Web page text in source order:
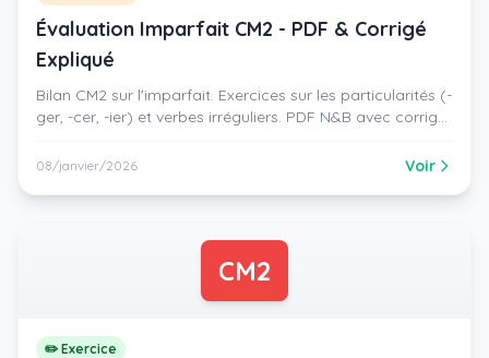
Évaluation Imparfait CM2 - PDF & Corrigé
Expliqué
Bilan CM2 sur l'imparfait. Exercices sur les particularités (-
ger, -cer, -ier) et verbes irréguliers. PDF N&B avec corrigé
08/janvier/2026 Voir
CM2
✏️ Exercice